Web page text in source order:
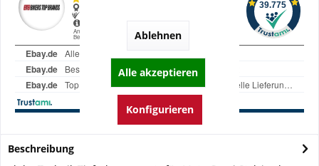
Beschreibung
Ablehnen
Alle akzeptieren
Konfigurieren